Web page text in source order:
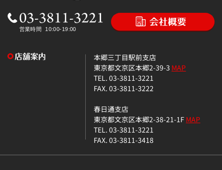
本郷三丁目駅前支店
東京都文京区本郷2-39-3 MAP
TEL. 03-3811-3221
FAX. 03-3811-3222
春日通支店
東京都文京区本郷2-38-21-1FMAP
TEL. 03-3811-3221
FAX. 03-3811-3418